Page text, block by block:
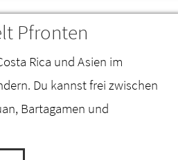
Pfronten
Rica und Asien im
Du kannst frei zwischen
Bartagamen und